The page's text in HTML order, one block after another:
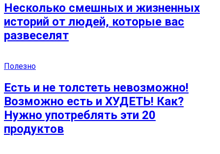
Несколько смешных и жизненных
историй от людей, которые вас
развеселят
Полезно
Есть и не толстеть невозможно!
Возможно есть и ХУДЕТЬ! Как?
Нужно употреблять эти 20
продуктов